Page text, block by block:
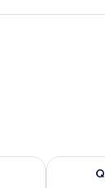
ago 8 - ago 9
Verifica